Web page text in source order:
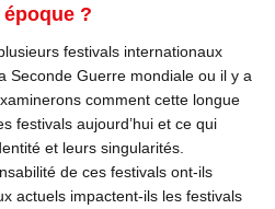
?
festivals internationaux
Seconde Guerre mondiale ou il y a
comment cette longue
festivals aujourd’hui et ce qui
et leurs singularités.
de ces festivals ont-ils
actuels impactent-ils les festivals